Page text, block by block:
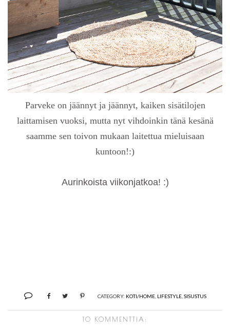
Parveke on jäännyt ja jäännyt, kaiken sisätilojen
laittamisen vuoksi, mutta nyt vihdoinkin tänä kesänä
saamme sen toivon mukaan laitettua mieluisaan
kuntoon!:)
Aurinkoista viikonjatkoa! :)
CATEGORY: KOTI/HOME, LIFESTYLE, SISUSTUS
10 KOMMENTTIA: